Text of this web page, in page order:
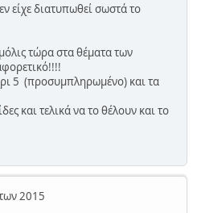
είχε διατυπωθεί σωστά το
τώρα στα θέματα των
5 (προσυμπληρωμένο) και τα
και τελικά να το θέλουν και το
2015